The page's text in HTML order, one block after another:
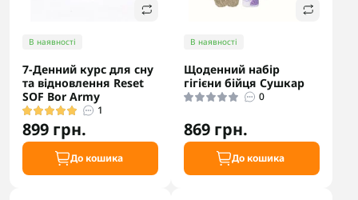
В наявності
7-Денний курс для сну
та відновлення Reset
SOF Bor Army
1
899 грн.
До кошика
В наявності
Щоденний набір
гігієни бійця Сушкар
0
869 грн.
До кошика